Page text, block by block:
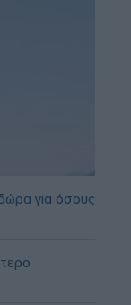
για όσους